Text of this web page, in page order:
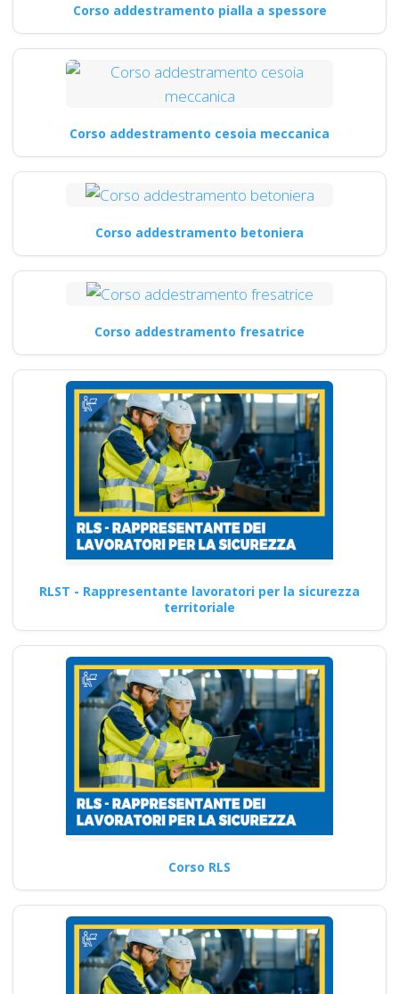
Corso addestramento pialla a spessore
Corso addestramento cesoia meccanica
Corso addestramento betoniera
Corso addestramento fresatrice
RLST - Rappresentante lavoratori per la sicurezza
territoriale
Corso RLS